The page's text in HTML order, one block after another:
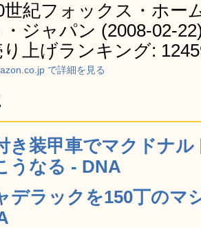
世紀フォックス・ホー
・ジャパン (2008-02-
り上げランキング:
で詳細を見る
き装甲車でマクドナ
うなる - DNA
デラックを150丁のマ